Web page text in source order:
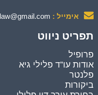
אימייל :
תפריט ניווט
פרופיל
אודות עו”ד פלילי גיא
פלנטר
ביקורות